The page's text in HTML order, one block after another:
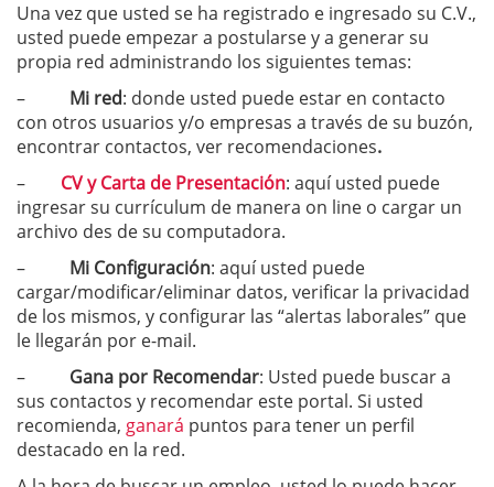
Una vez que usted se ha registrado e ingresado su C.V.,
usted puede empezar a postularse y a generar su
propia red administrando los siguientes temas:
– Mi red: donde usted puede estar en contacto
con otros usuarios y/o empresas a través de su buzón,
encontrar contactos, ver recomendaciones.
– CV y Carta de Presentación: aquí usted puede
ingresar su currículum de manera on line o cargar un
archivo des de su computadora.
– Mi Configuración: aquí usted puede
cargar/modificar/eliminar datos, verificar la privacidad
de los mismos, y configurar las “alertas laborales” que
le llegarán por e-mail.
– Gana por Recomendar: Usted puede buscar a
sus contactos y recomendar este portal. Si usted
recomienda, ganará puntos para tener un perfil
destacado en la red.